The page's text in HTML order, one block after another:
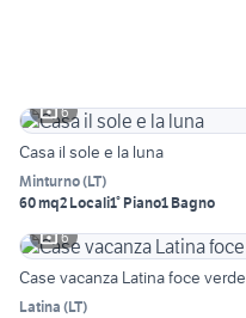
6
Casa il sole e la luna
Minturno(LT)
60 mq2 Locali1° Piano1 Bagno
6
Case vacanza Latina foce verde
Latina (LT)